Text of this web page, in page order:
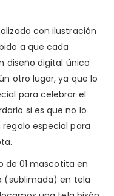
con ilustración
a que cada
diseño digital único
otro lugar, ya que lo
para celebrar el
si es que no lo
especial para
de 01 mascotita en
(sublimada) en tela